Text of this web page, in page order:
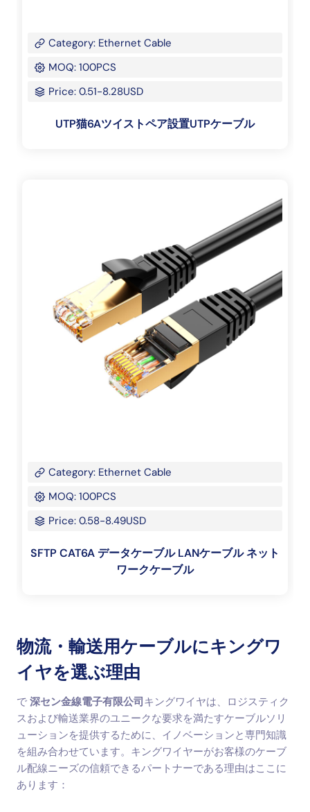
Category: Ethernet Cable
MOQ: 100PCS
Price: 0.51-8.28USD
UTP猫6Aツイストペア設置UTPケーブル
Category: Ethernet Cable
MOQ: 100PCS
Price: 0.58-8.49USD
SFTP CAT6A データケーブル LANケーブル ネット
ワークケーブル
物流・輸送用ケーブルにキングワ
イヤを選ぶ理由
で 深セン金線電子有限公司 キングワイヤは、ロジスティク
スおよび輸送業界のユニークな要求を満たすケーブルソリ
ューションを提供するために、イノベーションと専門知識
を組み合わせています。キングワイヤーがお客様のケーブ
ル配線ニーズの信頼できるパートナーである理由はここに
あります：